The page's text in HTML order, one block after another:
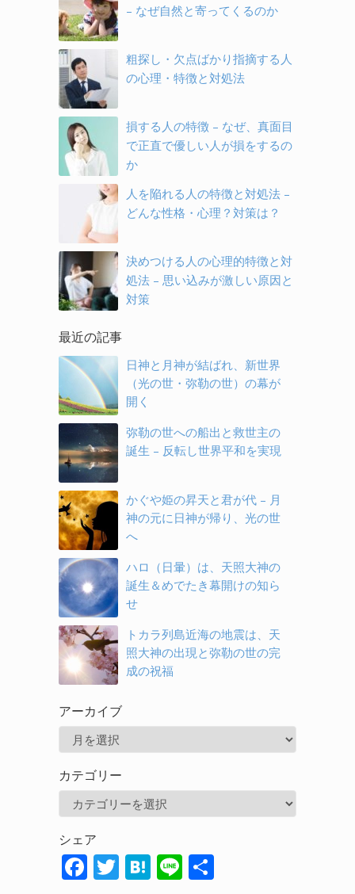
– なぜ自然と寄ってくるのか
粗探し・欠点ばかり指摘する人
の心理・特徴と対処法
損する人の特徴 – なぜ、真面目
で正直で優しい人が損をするの
か
人を陥れる人の特徴と対処法 –
どんな性格・心理？対策は？
決めつける人の心理的特徴と対
処法 – 思い込みが激しい原因と
対策
最近の記事
日神と月神が結ばれ、新世界
（光の世・弥勒の世）の幕が
開く
弥勒の世への船出と救世主の
誕生 – 反転し世界平和を実現
かぐや姫の昇天と君が代 – 月
神の元に日神が帰り、光の世
へ
ハロ（日暈）は、天照大神の
誕生＆めでたき幕開けの知ら
せ
トカラ列島近海の地震は、天
照大神の出現と弥勒の世の完
成の祝福
アーカイブ
カ
カテゴリー
ゴ
リ
シェア
F T H Li